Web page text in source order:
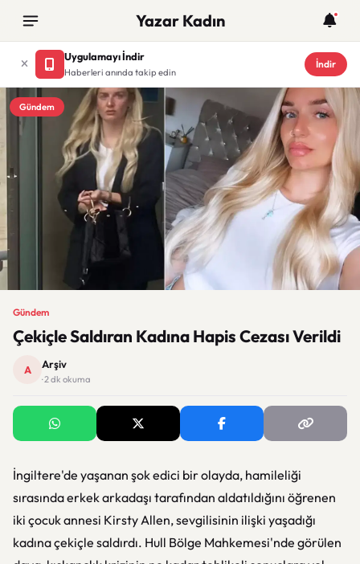
Yazar Kadın
Uygulamayı İndir
Haberleri anında takip edin
İndir
Gündem
Gündem
Çekiçle Saldıran Kadına Hapis Cezası Verildi
A Arşiv
· 2 dk okuma
İngiltere'de yaşanan şok edici bir olayda, hamileliği
sırasında erkek arkadaşı tarafından aldatıldığını öğrenen
iki çocuk annesi Kirsty Allen, sevgilisinin ilişki yaşadığı
kadına çekiçle saldırdı. Hull Bölge Mahkemesi'nde görülen